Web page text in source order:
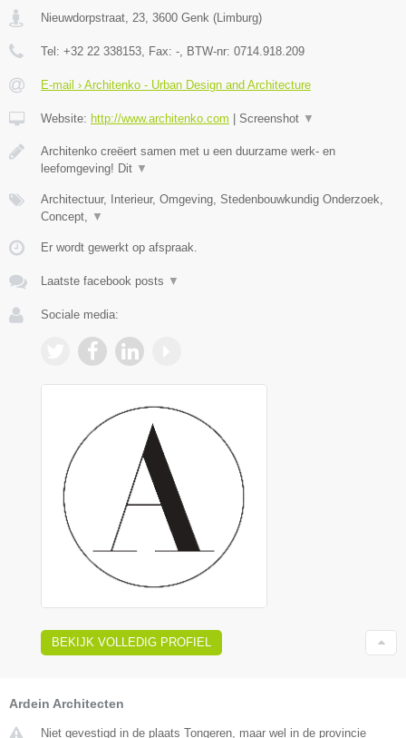
Nieuwdorpstraat, 23, 3600 Genk (Limburg)
Tel: +32 22 338153, Fax: -, BTW-nr: 0714.918.209
E-mail › Architenko - Urban Design and Architecture
Website: http://www.architenko.com Screenshot ▼
Architenko creëert samen met u een duurzame werk- en
leefomgeving! Dit ▼
Architectuur, Interieur, Omgeving, Stedenbouwkundig Onderzoek,
Concept, ▼
Er wordt gewerkt op afspraak.
Laatste facebook posts ▼
Sociale media:
BEKIJK VOLLEDIG PROFIEL
Ardein Architecten
Niet gevestigd in de plaats Tongeren, maar wel in de provincie